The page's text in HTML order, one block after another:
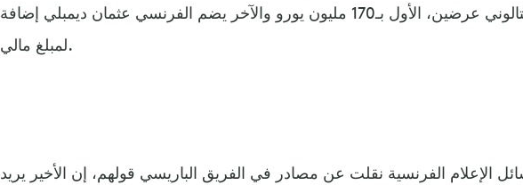
الفريق الكتالوني عرضين، الأول بـ170 مليون يورو والآخر يضم الفرنسي عثمان ديمبلي إضافة
لمبلغ مالي.
الإعلام الفرنسية نقلت عن مصادر في الفريق الباريسي قولهم، إن الأخير يريد